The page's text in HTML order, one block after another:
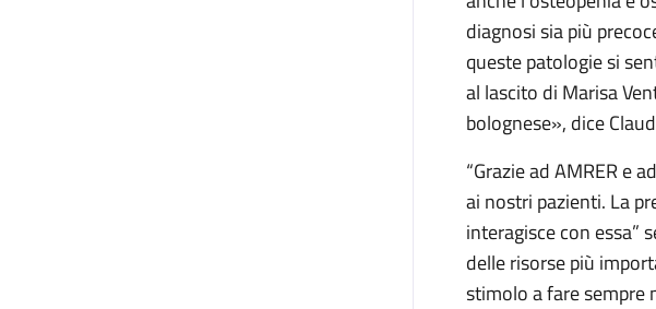
diagnosi sia più
queste patologie si
al lascito di Marisa
bolognese», dice
“Grazie ad AMRER e
ai nostri pazienti. La
interagisce con essa”
delle risorse più
stimolo a fare sempre